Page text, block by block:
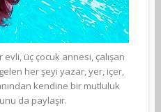
evli, üç çocuk annesi, çalışan
her şeyi yazar, yer, içer,
kendine bir mutluluk
da paylaşır.